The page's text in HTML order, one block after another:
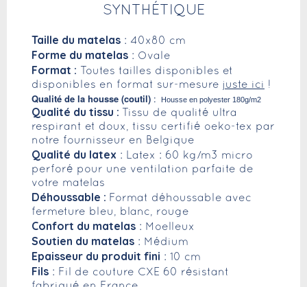
SYNTHÉTIQUE
Taille du matelas : 40x80 cm
Forme du matelas : Ovale
Format : Toutes tailles disponibles et
disponibles en format sur-mesure juste ici !
Qualité de la housse (coutil) : Housse en polyester 180g/m2
Qualité du tissu :
Tissu de qualité ultra
respirant et doux, tissu certifié oeko-tex par
notre fournisseur en Belgique
Qualité du latex : Latex : 60 kg/m3 micro
perforé pour une ventilation parfaite de
votre matelas
Déhoussable : Format déhoussable avec
fermeture bleu, blanc, rouge
Confort du matelas : Moelleux
Soutien du matelas : Médium
Epaisseur du produit fini : 10 cm
Fils : Fil de couture CXE 60 résistant